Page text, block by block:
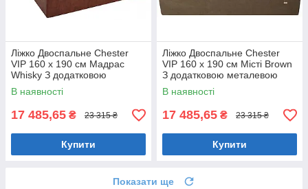
Ліжко Двоспальне Chester
VIP 160 х 190 см Мадрас
Whisky З додатковою
металевою цільнозварною
рамою Коричневий
В наявності
17 485,65 ₴ 23 315 ₴
Купити
Ліжко Двоспальне Chester
VIP 160 х 190 см Місті Brown
З додатковою металевою
цільнозварною рамою
Коричневий
В наявності
17 485,65 ₴ 23 315 ₴
Купити
Показати ще